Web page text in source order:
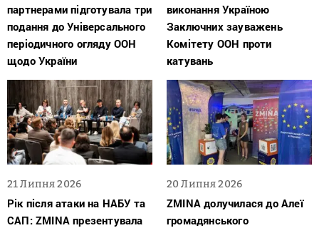
партнерами підготувала три
подання до Універсального
періодичного огляду ООН
щодо України
виконання Україною
Заключних зауважень
Комітету ООН проти
катувань
21 Липня 2026
Рік після атаки на НАБУ та
САП: ZMINA презентувала
20 Липня 2026
ZMINA долучилася до Алеї
громадянського